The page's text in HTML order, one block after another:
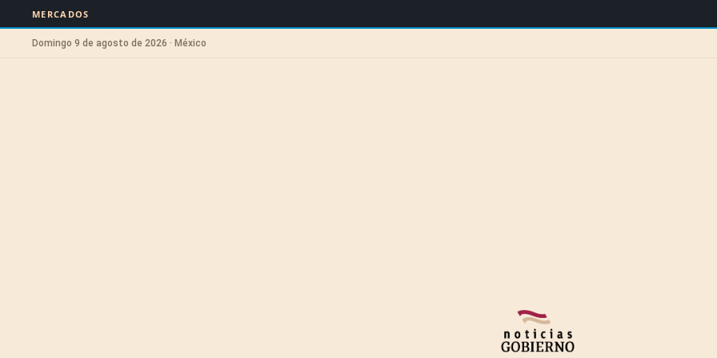
MERCADOS
Domingo 9 de agosto de 2026 · México